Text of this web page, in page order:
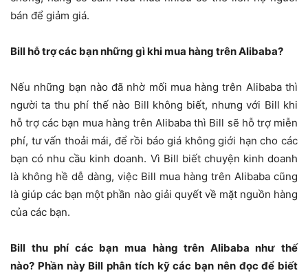
bán để giảm giá.
Bill hỗ trợ các bạn những gì khi mua hàng trên Alibaba?
Nếu những bạn nào đã nhờ mối mua hàng trên Alibaba thì
người ta thu phí thế nào Bill không biết, nhưng với Bill khi
hỗ trợ các bạn mua hàng trên Alibaba thì Bill sẽ hỗ trợ miễn
phí, tư vấn thoải mái, để rồi báo giá không giới hạn cho các
bạn có nhu cầu kinh doanh. Vì Bill biết chuyện kinh doanh
là không hề dễ dàng, việc Bill mua hàng trên Alibaba cũng
là giúp các bạn một phần nào giải quyết về mặt nguồn hàng
của các bạn.
Bill thu phí các bạn mua hàng trên Alibaba như thế
nào? Phần này Bill phân tích kỹ các bạn nên đọc để biết